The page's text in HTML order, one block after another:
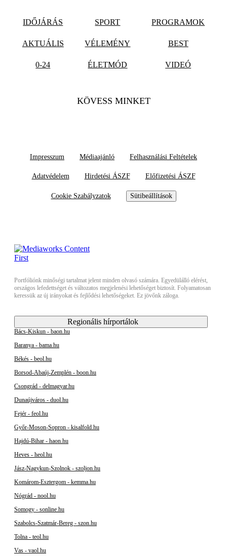
IDŐJÁRÁS SPORT PROGRAMOK
AKTUÁLIS VÉLEMÉNY BEST
0-24 ÉLETMÓD VIDEÓ
KÖVESS MINKET
Impresszum Médiaajánló Felhasználási Feltételek
Adatvédelem Hirdetési ÁSZF Előfizetési ÁSZF
Cookie Szabályzatok Sütibeállítások
Portfóliónk minőségi tartalmat jelent minden olvasó számára. Egyedülálló elérést,
országos lefedettséget és változatos megjelenési lehetőséget biztosít. Folyamatosan
keressük az új irányokat és fejlődési lehetőségeket. Ez jövőnk záloga.
Regionális hírportálok
Bács-Kiskun - baon.hu
Baranya - bama.hu
Békés - beol.hu
Borsod-Abaúj-Zemplén - boon.hu
Csongrád - delmagyar.hu
Dunaújváros - duol.hu
Fejér - feol.hu
Győr-Moson-Sopron - kisalfold.hu
Hajdú-Bihar - haon.hu
Heves - heol.hu
Jász-Nagykun-Szolnok - szoljon.hu
Komárom-Esztergom - kemma.hu
Nógrád - nool.hu
Somogy - sonline.hu
Szabolcs-Szatmár-Bereg - szon.hu
Tolna - teol.hu
Vas - vaol.hu